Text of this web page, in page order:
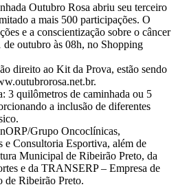
Outubro Rosa abriu seu terceiro
a mais 500 participações. O
e a conscientização sobre o câncer
de outubro às 08h, no Shopping
direito ao Kit da Prova, estão sendo
3 quilômetros de caminhada ou 5
a inclusão de diferentes
Grupo Oncoclínicas,
e Consultoria Esportiva, além de
Municipal de Ribeirão Preto, da
e da TRANSERP – Empresa de
de Ribeirão Preto.